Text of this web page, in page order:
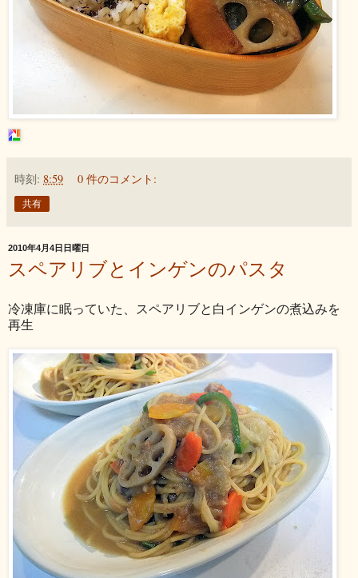
時刻: 8:59 0 件のコメント:
共有
2010年4月4日日曜日
スペアリブとインゲンのパスタ
冷凍庫に眠っていた、スペアリブと白インゲンの煮込みを
再生